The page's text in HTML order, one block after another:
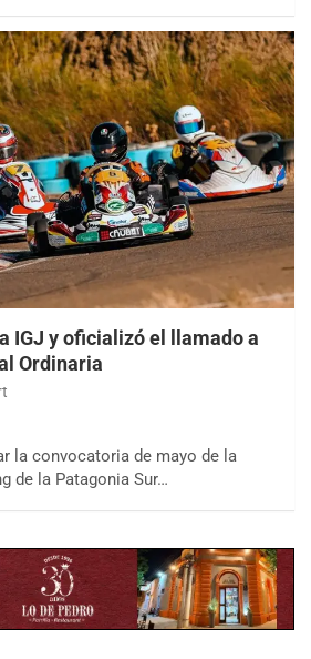
IGJ y oficializó el llamado a
Ordinaria
la convocatoria de mayo de la
de la Patagonia Sur…